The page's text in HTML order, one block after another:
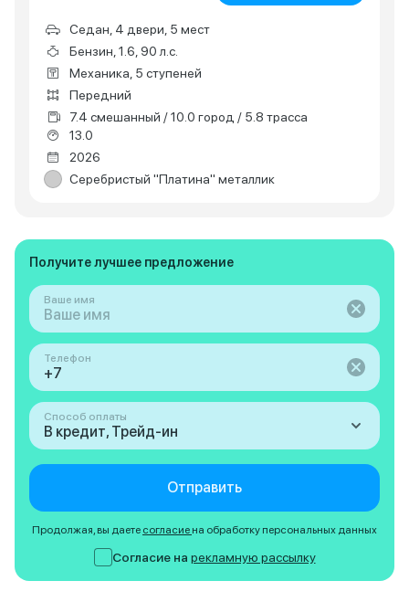
Седан, 4 двери, 5 мест
Бензин, 1.6, 90 л.с.
Механика, 5 ступеней
Передний
7.4 смешанный / 10.0 город / 5.8 трасса
13.0
2026
Серебристый "Платина" металлик
Получите лучшее предложение
Ваше имя
Телефон
Способ оплаты
В кредит, Трейд-ин
Отправить
Продолжая, вы даете согласие на обработку персональных данных
Согласие на рекламную рассылку